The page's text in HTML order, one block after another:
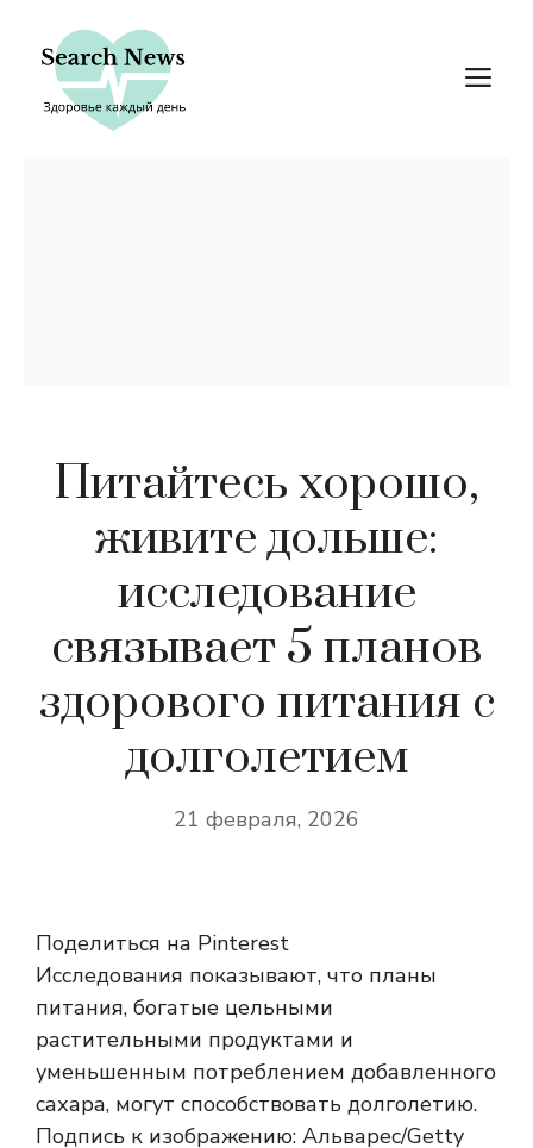
содержимому
Питайтесь хорошо,
живите дольше:
исследование
связывает 5 планов
здорового питания с
долголетием
21 февраля, 2026
Поделиться на Pinterest
Исследования показывают, что планы
питания, богатые цельными
растительными продуктами и
уменьшенным потреблением добавленного
сахара, могут способствовать долголетию.
Подпись к изображению: Альварес/Getty